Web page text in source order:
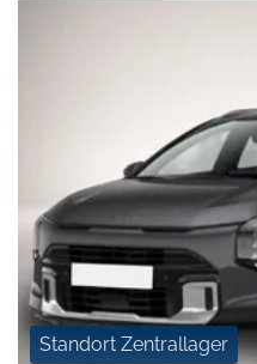
Standort Zentrallager